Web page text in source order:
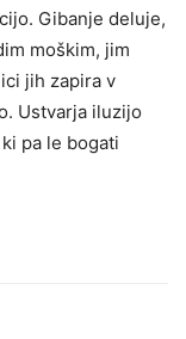
Gibanje deluje,
moškim, jim
jih zapira v
Ustvarja iluzijo
pa le bogati